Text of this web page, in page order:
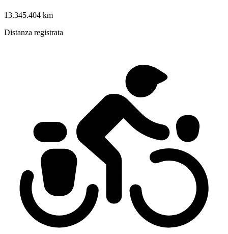
13.345.404 km
Distanza registrata